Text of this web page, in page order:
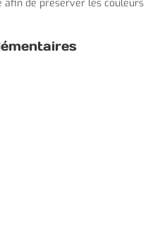
afin de préserver les couleurs